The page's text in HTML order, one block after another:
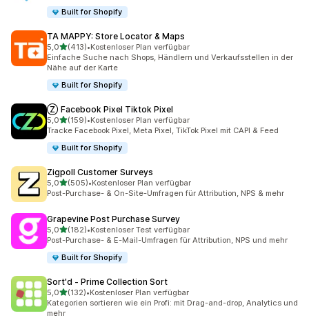
Built for Shopify
TA MAPPY: Store Locator & Maps
5,0von 5 Sternen
(413)
413 Rezensionen insgesamt
•Kostenloser Plan verfügbar
Einfache Suche nach Shops, Händlern und Verkaufsstellen in der
Nähe auf der Karte
Built for Shopify
Ⓩ Facebook Pixel Tiktok Pixel
5,0von 5 Sternen
(159)
159 Rezensionen insgesamt
•Kostenloser Plan verfügbar
Tracke Facebook Pixel, Meta Pixel, TikTok Pixel mit CAPI & Feed
Built for Shopify
Zigpoll Customer Surveys
5,0von 5 Sternen
(505)
505 Rezensionen insgesamt
•Kostenloser Plan verfügbar
Post-Purchase- & On-Site-Umfragen für Attribution, NPS & mehr
Grapevine Post Purchase Survey
5,0von 5 Sternen
(182)
182 Rezensionen insgesamt
•Kostenloser Test verfügbar
Post-Purchase- & E-Mail-Umfragen für Attribution, NPS und mehr
Built for Shopify
Sort'd ‑ Prime Collection Sort
5,0von 5 Sternen
(132)
132 Rezensionen insgesamt
•Kostenloser Plan verfügbar
Kategorien sortieren wie ein Profi: mit Drag-and-drop, Analytics und
mehr